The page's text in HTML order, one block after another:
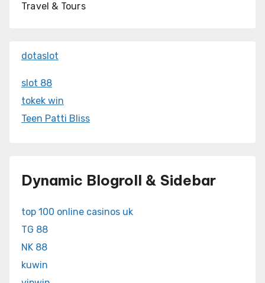
Travel & Tours
dotaslot
slot 88
tokek win
Teen Patti Bliss
Dynamic Blogroll & Sidebar
top 100 online casinos uk
TG 88
NK 88
kuwin